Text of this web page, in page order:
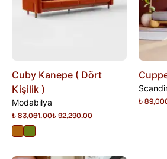
Cuby Kanepe ( Dört
Kişilik )
Modabilya
₺ 83,061.00₺ 92,290.00
₺